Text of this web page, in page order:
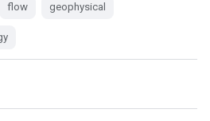
flow geophysical